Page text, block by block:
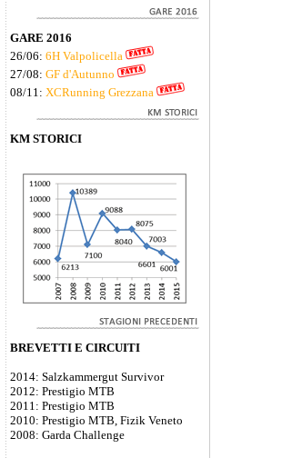
GARE 2016
26/06: 6H Valpolicella
27/08: GF d'Autunno
08/11: XCRunning Grezzana
KM STORICI
BREVETTI E CIRCUITI
2014: Salzkammergut Survivor
2012: Prestigio MTB
2011: Prestigio MTB
2010: Prestigio MTB, Fizik Veneto
2008: Garda Challenge